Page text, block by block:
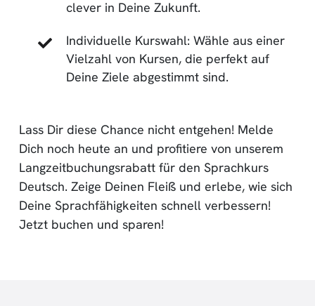
clever in Deine Zukunft.
Individuelle Kurswahl: Wähle aus einer
Vielzahl von Kursen, die perfekt auf
Deine Ziele abgestimmt sind.
Lass Dir diese Chance nicht entgehen! Melde
Dich noch heute an und profitiere von unserem
Langzeitbuchungsrabatt für den Sprachkurs
Deutsch. Zeige Deinen Fleiß und erlebe, wie sich
Deine Sprachfähigkeiten schnell verbessern!
Jetzt buchen und sparen!